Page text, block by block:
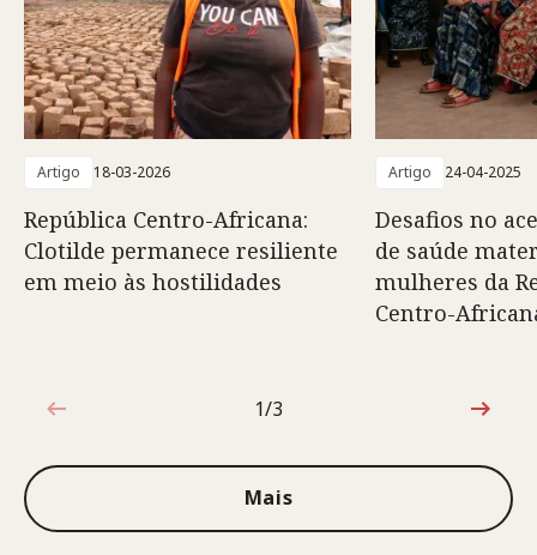
Artigo 18-03-2026
República Centro-Africana:
Clotilde permanece resiliente
em meio às hostilidades
Artigo 24-04-2025
Desafios no
de saúde
mulheres da
Centro-
1 de 3
1/3
Mais